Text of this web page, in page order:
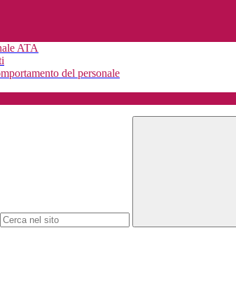
ATA
del personale